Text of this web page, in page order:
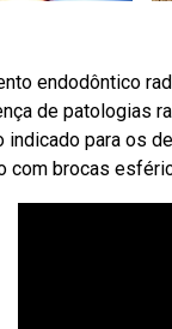
endodôntico
de patologias
indicado para os
com brocas